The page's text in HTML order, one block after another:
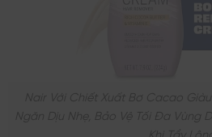
Nair Với Chiết Xuất Bơ Cacao
Ngăn Dịu Nhẹ, Bảo Vệ Tối Đa Vùng